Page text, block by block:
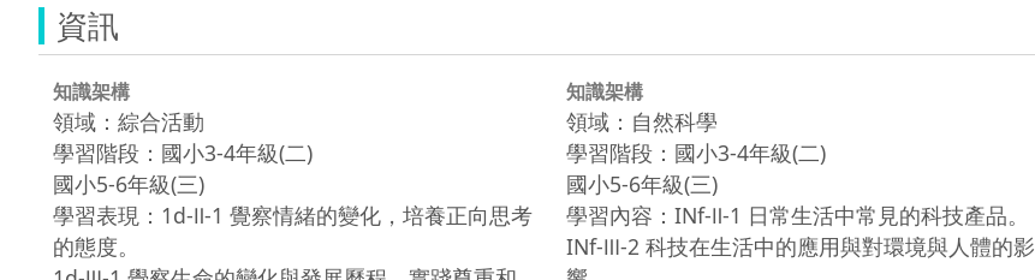
資訊
知識架構
領域：綜合活動
學習階段：國小3-4年級(二)
國小5-6年級(三)
學習表現：1d-Ⅱ-1 覺察情緒的變化，培養正向思考
的態度。
知識架構
領域：自然科學
學習階段：國小3-4年級(二)
國小5-6年級(三)
學習內容：INf-Ⅱ-1 日常生活中常見的科技產品。
INf-Ⅲ-2 科技在生活中的應用與對環境與人體的影